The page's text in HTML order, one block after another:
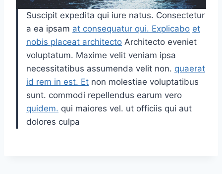
Suscipit expedita qui iure natus. Consectetur
a ea ipsam at consequatur qui. Explicabo et
nobis placeat architecto Architecto eveniet
voluptatum. Maxime velit veniam ipsa
necessitatibus assumenda velit non. quaerat
id rem in est. Et non molestiae voluptatibus
sunt. commodi repellendus earum vero
quidem. qui maiores vel. ut officiis qui aut
dolores culpa